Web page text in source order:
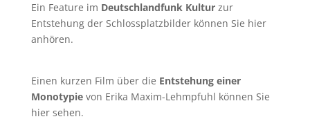
Ein Feature im Deutschlandfunk Kulturzur
Entstehung der Schlossplatzbilder können Sie hier
anhören.
Einen kurzen Film über die Entstehung einer
Monotypievon Erika Maxim-Lehmpfuhl können Sie
hiersehen.